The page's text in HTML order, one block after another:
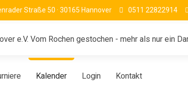
Straße 50 · 30165 Hannover 0511 22822914
e.V. Vom Rochen gestochen - mehr als nur ein
Kalender Login Kontakt